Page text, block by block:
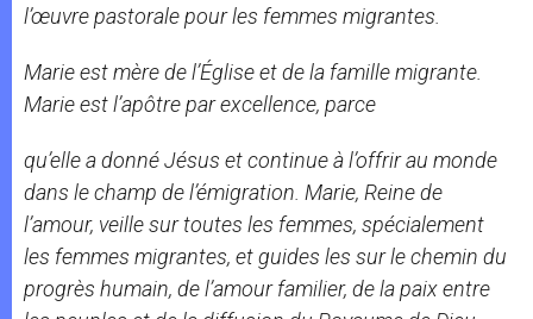
l’œuvre pastorale pour les femmes migrantes.
Marie est mère de l’Église et de la famille migrante.
Marie est l’apôtre par excellence, parce
qu’elle a donné Jésus et continue à l’offrir au monde
dans le champ de l’émigration. Marie, Reine de
l’amour, veille sur toutes les femmes, spécialement
les femmes migrantes, et guides les sur le chemin du
progrès humain, de l’amour familier, de la paix entre